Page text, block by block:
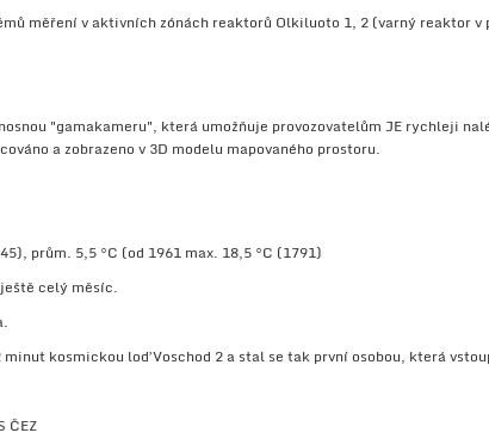
měření v aktivních zónách reaktorů Olkiluoto 1, 2 (varný reaktor v
"gamakameru", která umožňuje provozovatelům JE rychleji
a zobrazeno v 3D modelu mapovaného prostoru.
prům. 5,5 °C (od 1961 max. 18,5 °C (1791)
celý měsíc.
kosmickou loď Voschod 2 a stal se tak první osobou, která
ČEZ